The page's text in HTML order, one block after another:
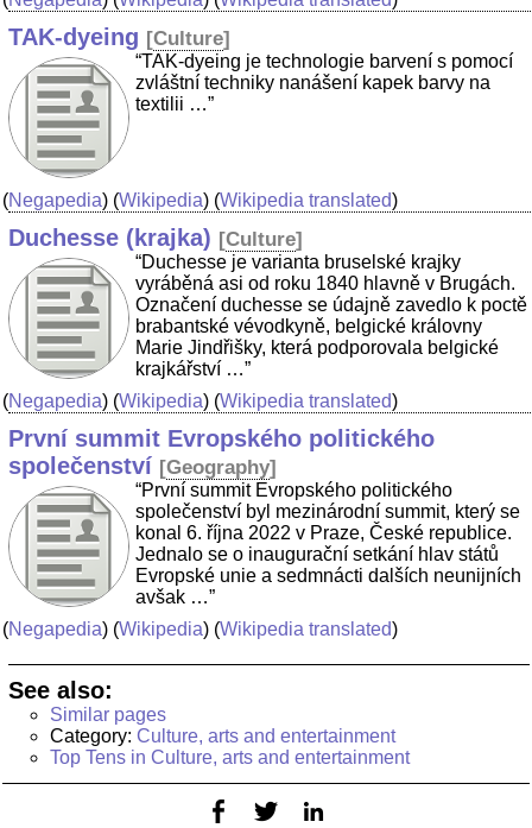
TAK-dyeing [Culture]
“TAK-dyeing je technologie barvení s pomocí
zvláštní techniky nanášení kapek barvy na
textilii …”
(Negapedia) (Wikipedia) (Wikipedia translated)
Duchesse (krajka) [Culture]
“Duchesse je varianta bruselské krajky
vyráběná asi od roku 1840 hlavně v Brugách.
Označení duchesse se údajně zavedlo k poctě
brabantské vévodkyně, belgické královny
Marie Jindřišky, která podporovala belgické
krajkářství …”
(Negapedia) (Wikipedia) (Wikipedia translated)
První summit Evropského politického
společenství [Geography]
“První summit Evropského politického
společenství byl mezinárodní summit, který se
konal 6. října 2022 v Praze, České republice.
Jednalo se o inaugurační setkání hlav států
Evropské unie a sedmnácti dalších neunijních
avšak …”
(Negapedia) (Wikipedia) (Wikipedia translated)
See also:
Similar pages
Category: Culture, arts and entertainment
Top Tens in Culture, arts and entertainment